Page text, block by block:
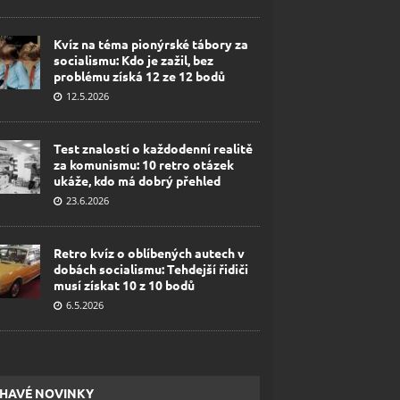
Kvíz na téma pionýrské tábory za
socialismu: Kdo je zažil, bez
problému získá 12 ze 12 bodů
12.5.2026
Test znalostí o každodenní realitě
za komunismu: 10 retro otázek
ukáže, kdo má dobrý přehled
23.6.2026
Retro kvíz o oblíbených autech v
dobách socialismu: Tehdejší řidiči
musí získat 10 z 10 bodů
6.5.2026
NOVINKY